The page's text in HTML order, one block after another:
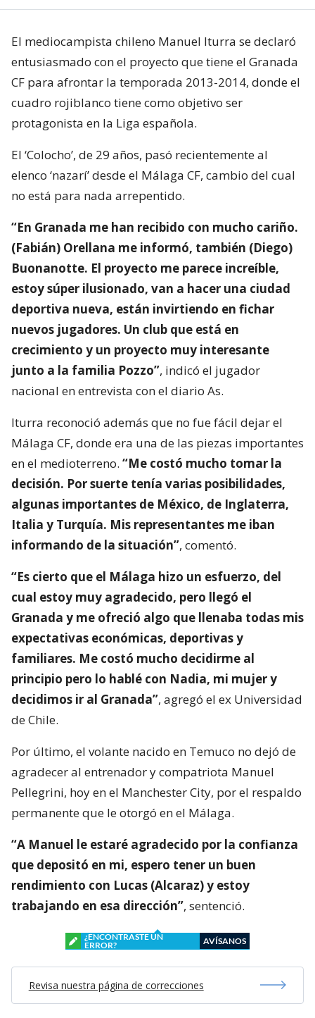
El mediocampista chileno Manuel Iturra se declaró
entusiasmado con el proyecto que tiene el Granada
CF para afrontar la temporada 2013-2014, donde el
cuadro rojiblanco tiene como objetivo ser
protagonista en la Liga española.
El ‘Colocho’, de 29 años, pasó recientemente al
elenco ‘nazarí’ desde el Málaga CF, cambio del cual
no está para nada arrepentido.
“En Granada me han recibido con mucho cariño.
(Fabián) Orellana me informó, también (Diego)
Buonanotte. El proyecto me parece increíble,
estoy súper ilusionado, van a hacer una ciudad
deportiva nueva, están invirtiendo en fichar
nuevos jugadores. Un club que está en
crecimiento y un proyecto muy interesante
junto a la familia Pozzo”, indicó el jugador
nacional en entrevista con el diario As.
Iturra reconoció además que no fue fácil dejar el
Málaga CF, donde era una de las piezas importantes
en el medioterreno. “Me costó mucho tomar la
decisión. Por suerte tenía varias posibilidades,
algunas importantes de México, de Inglaterra,
Italia y Turquía. Mis representantes me iban
informando de la situación”, comentó.
“Es cierto que el Málaga hizo un esfuerzo, del
cual estoy muy agradecido, pero llegó el
Granada y me ofreció algo que llenaba todas mis
expectativas económicas, deportivas y
familiares. Me costó mucho decidirme al
principio pero lo hablé con Nadia, mi mujer y
decidimos ir al Granada”, agregó el ex Universidad
de Chile.
Por último, el volante nacido en Temuco no dejó de
agradecer al entrenador y compatriota Manuel
Pellegrini, hoy en el Manchester City, por el respaldo
permanente que le otorgó en el Málaga.
“A Manuel le estaré agradecido por la confianza
que depositó en mi, espero tener un buen
rendimiento con Lucas (Alcaraz) y estoy
trabajando en esa dirección”, sentenció.
¿ENCONTRASTE UN
ERROR?
AVÍSANOS
Revisa nuestra página de correcciones